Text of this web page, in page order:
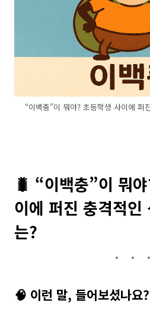
“이백충”이 뭐야? 초등학생 사이에 퍼
🐛 “이백충”이 뭐
이에 퍼진 충격적인
는?
🧠 이런 말, 들어보셨나요?